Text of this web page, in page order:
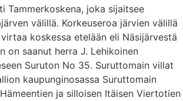
Tammerkoskena, joka sijaitsee
välillä. Korkeuseroa järvien välillä
koskessa etelään eli Näsijärvestä
on saanut herra J. Lehikoinen
Suruton No 35. Suruttomain villat
kaupunginosassa Suruttomain
ja silloisen Itäisen Viertotien